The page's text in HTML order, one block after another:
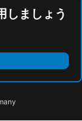
しましょう